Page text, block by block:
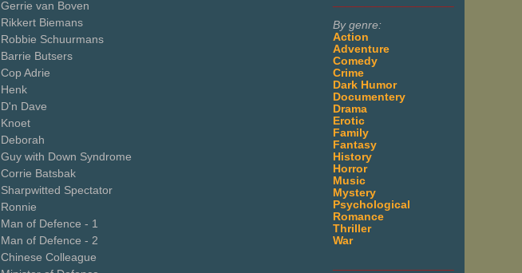
By genre:
Action
Adventure
Comedy
Crime
Dark Humor
Documentery
Drama
Erotic
Family
Fantasy
History
Horror
Music
Mystery
Psychological
Romance
Thriller
War
Gerrie van Boven
Rikkert Biemans
Robbie Schuurmans
Barrie Butsers
Cop Adrie
Henk
D'n Dave
Knoet
Deborah
Guy with Down Syndrome
Corrie Batsbak
Sharpwitted Spectator
Ronnie
Man of Defence - 1
Man of Defence - 2
Chinese Colleague